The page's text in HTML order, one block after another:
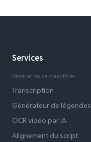
Services
Génération de sous-titres
Transcription
Générateur de légendes
OCR vidéo par IA
Alignement du script